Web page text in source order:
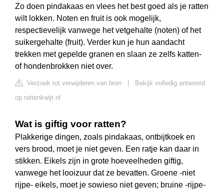
Zo doen pindakaas en vlees het best goed als je ratten
wilt lokken. Noten en fruit is ook mogelijk,
respectievelijk vanwege het vetgehalte (noten) of het
suikergehalte (fruit). Verder kun je hun aandacht
trekken met gepelde granen en slaan ze zelfs katten-
of hondenbrokken niet over.
Verzoek tot verwijderen van bron
Bekijk volledig antwoord
op rattenkwijt.nl
Wat is giftig voor ratten?
Plakkerige dingen, zoals pindakaas, ontbijtkoek en
vers brood, moet je niet geven. Een ratje kan daar in
stikken. Eikels zijn in grote hoeveelheden giftig,
vanwege het looizuur dat ze bevatten. Groene -niet
rijpe- eikels, moet je sowieso niet geven; bruine -rijpe-